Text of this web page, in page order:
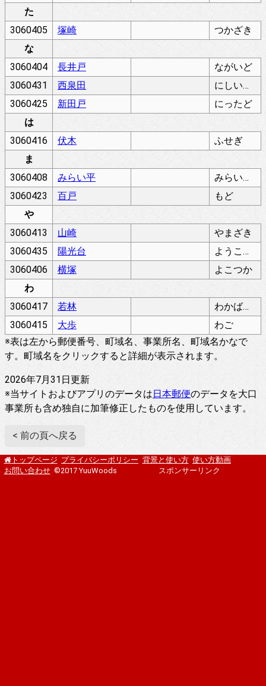
た
3060405
塚崎
つかざき
な
3060404
長井戸
ながいど
3060431
西泉田
にしいずみだ
3060425
新田戸
にったど
は
3060416
伏木
ふせぎ
ま
3060408
みらい平
みらいだいら
3060423
百戸
もど
や
3060413
山崎
やまざき
3060435
陽光台
ようこうだい
3060406
横塚
よこつか
わ
3060417
若林
わかばやし
3060415
大歩
わご
※表は左から郵便番号、町域名、事業所名、町域名かなで
す。町域名をクリックすると詳細が表示されます。
2026年7月31日更新
※当サイトおよびアプリのデータは日本郵便のデータを大口
事業所も含め独自に加筆修正したものを使用しています。
< 前の頁へ戻る
トップページ プライバシーポリシー 背景と使い方 使い方動画
お問い合わせ ©2017 YuuWoods スポンサーリンク